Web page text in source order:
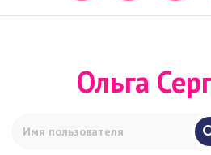
Ольга